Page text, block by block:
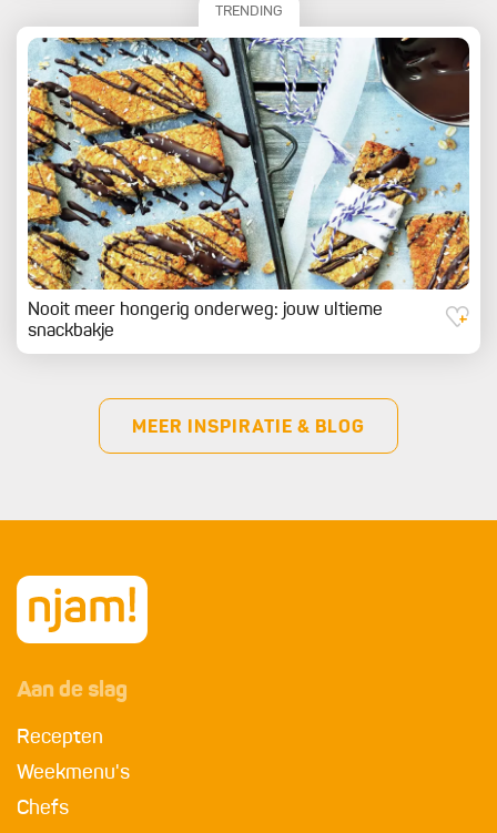
TRENDING
Nooit meer hongerig onderweg: jouw ultieme
snackbakje
MEER INSPIRATIE & BLOG
Aan de slag
Recepten
Weekmenu's
Chefs